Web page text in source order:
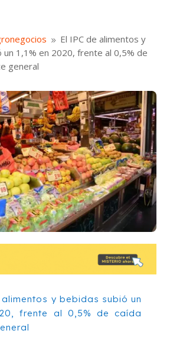
9 El IPC de alimentos y
un 1,1% en 2020, frente al 0,5% de
general